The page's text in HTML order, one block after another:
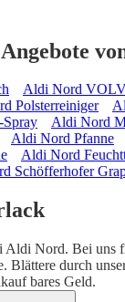
Aldi Nord
Polsterreiniger
Aldi Nord
Aldi Nord Pfanne
Aldi Nord
Schöfferhofer
Nord. Bei uns
Blättere durch
bares Geld.